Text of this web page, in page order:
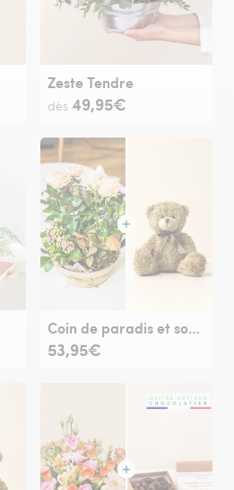
Zeste Tendre
dès 49,95€
Coin de paradis et son ourson Harry
53,95€